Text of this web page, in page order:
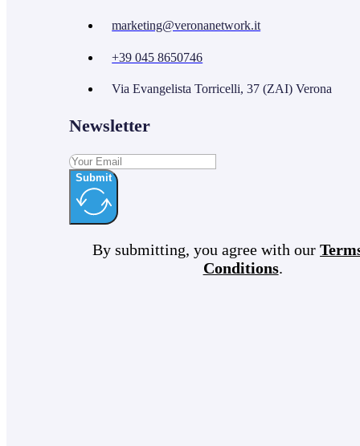
marketing@veronanetwork.it
+39 045 8650746
Via Evangelista Torricelli, 37 (ZAI) Verona
Newsletter
Submit
By submitting, you agree with our
Conditions.